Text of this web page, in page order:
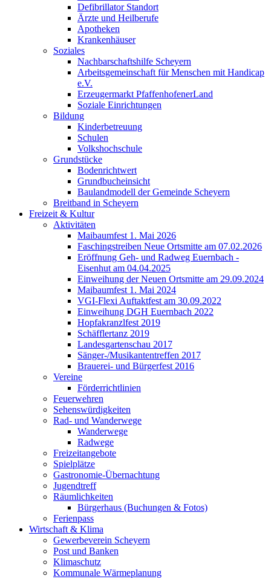
Defibrillator Standort
Ärzte und Heilberufe
Apotheken
Krankenhäuser
Soziales
Nachbarschaftshilfe Scheyern
Arbeitsgemeinschaft für Menschen mit Handicap
e.V.
Erzeugermarkt PfaffenhofenerLand
Soziale Einrichtungen
Bildung
Kinderbetreuung
Schulen
Volkshochschule
Grundstücke
Bodenrichtwert
Grundbucheinsicht
Baulandmodell der Gemeinde Scheyern
Breitband in Scheyern
Freizeit & Kultur
Aktivitäten
Maibaumfest 1. Mai 2026
Faschingstreiben Neue Ortsmitte am 07.02.2026
Eröffnung Geh- und Radweg Euernbach -
Eisenhut am 04.04.2025
Einweihung der Neuen Ortsmitte am 29.09.2024
Maibaumfest 1. Mai 2024
VGI-Flexi Auftaktfest am 30.09.2022
Einweihung DGH Euernbach 2022
Hopfakranzlfest 2019
Schäfflertanz 2019
Landesgartenschau 2017
Sänger-/Musikantentreffen 2017
Brauerei- und Bürgerfest 2016
Vereine
Förderrichtlinien
Feuerwehren
Sehenswürdigkeiten
Rad- und Wanderwege
Wanderwege
Radwege
Freizeitangebote
Spielplätze
Gastronomie-Übernachtung
Jugendtreff
Räumlichkeiten
Bürgerhaus (Buchungen & Fotos)
Ferienpass
Wirtschaft & Klima
Gewerbeverein Scheyern
Post und Banken
Klimaschutz
Kommunale Wärmeplanung